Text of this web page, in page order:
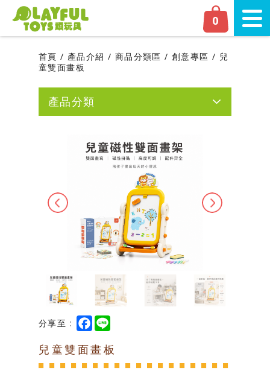
Playful Toys 頑‧玩具
切
0
首頁 產品介紹 商品分類區 創意專區
兒
童雙面畫板
產品分類
新品上市
嬰幼兒專區
學齡前專區
台灣製造專區
學校幼教專區
分享至 :
F
a
e
o
e
兒童雙面畫板